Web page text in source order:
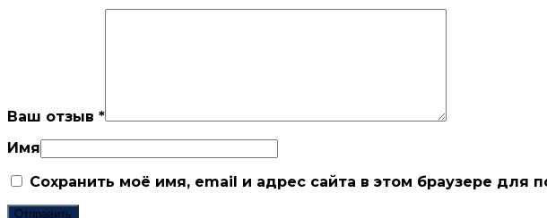
Ваш отзыв *
Имя
Сохранить моё имя, email и адрес сайта в этом браузере для